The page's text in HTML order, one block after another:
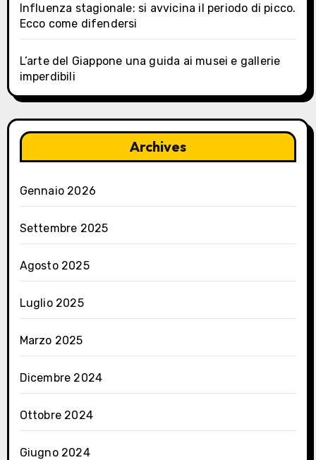
Influenza stagionale: si avvicina il periodo di picco.
Ecco come difendersi
L’arte del Giappone una guida ai musei e gallerie
imperdibili
Archives
Gennaio 2026
Settembre 2025
Agosto 2025
Luglio 2025
Marzo 2025
Dicembre 2024
Ottobre 2024
Giugno 2024